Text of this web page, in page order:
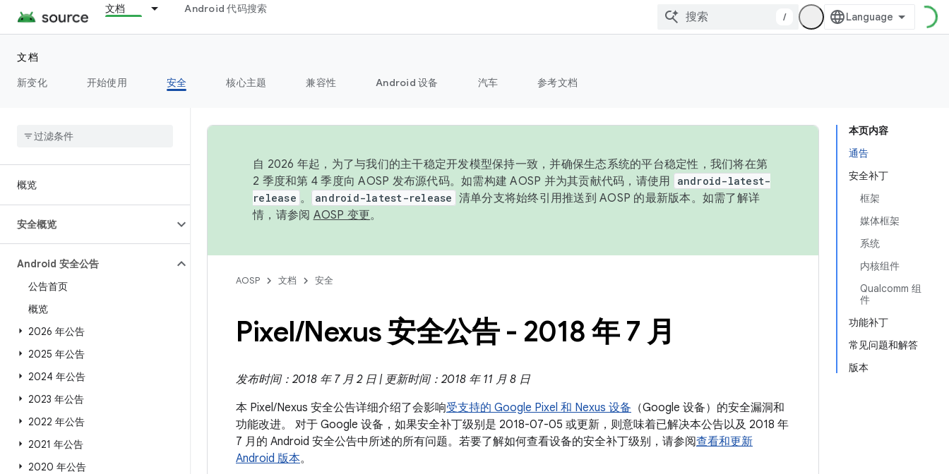
文档 Android 代码搜索
/
文档
新变化
开始使用 安全 核心主题 兼容性 Android 设备 汽车 参考文档
概览
安全概览
Android 安全公告
公告首页
概览
2026 年公告
2025 年公告
2024 年公告
2023 年公告
2022 年公告
2021 年公告
2020 年公告
本页内容
通告
安全补丁
框架
媒体框架
系统
内核组件
Qualcomm 组
件
功能补丁
常见问题和解答
版本
自 2026 年起，为了与我们的主干稳定开发模型保持一致，并确保生态系统的平台稳定性，我们将在第
2 季度和第 4 季度向 AOSP 发布源代码。如需构建 AOSP 并为其贡献代码，请使用
android-latest-
release 。 android-latest-release 清单分支将始终引用推送到 AOSP 的最新版本。如需了解详
情，请参阅 AOSP 变更。
AOSP 文档 安全
Pixel/Nexus 安全公告 - 2018 年 7 月
发布时间：2018 年 7 月 2 日 | 更新时间：2018 年 11 月 8 日
本 Pixel/Nexus 安全公告详细介绍了会影响受支持的 Google Pixel 和 Nexus 设备 （Google 设备）的安全漏洞和
功能改进。 对于 Google 设备，如果安全补丁级别是 2018-07-05 或更新，则意味着已解决本公告以及 2018 年
7 月的 Android 安全公告中所述的所有问题。若要了解如何查看设备的安全补丁级别，请参阅查看和更新
Android 版本。